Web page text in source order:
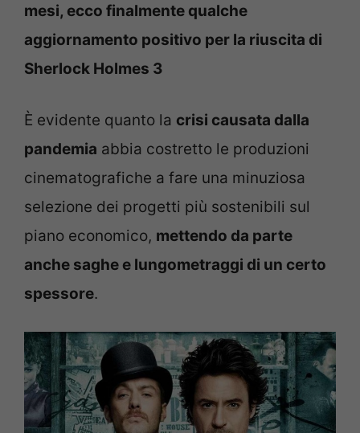
mesi, ecco finalmente qualche
aggiornamento positivo per la riuscita di
Sherlock Holmes 3
È evidente quanto la crisi causata dalla
pandemia abbia costretto le produzioni
cinematografiche a fare una minuziosa
selezione dei progetti più sostenibili sul
piano economico, mettendo da parte
anche saghe e lungometraggi di un certo
spessore.